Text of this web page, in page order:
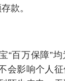
款。
万保障”均
会影响个人